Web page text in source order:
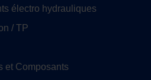
électro hydrauliques
/ TP
et Composants